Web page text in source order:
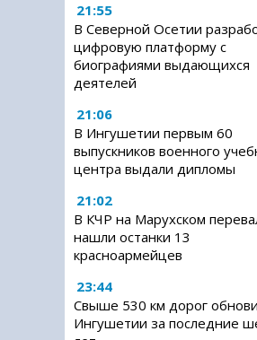
21:55
В Северной Осетии
цифровую платформу с
биографиями выдающихся
деятелей
21:06
В Ингушетии первым 60
выпускников военного
центра выдали дипломы
21:02
В КЧР на Марухском
нашли останки 13
красноармейцев
23:44
Свыше 530 км дорог
Ингушетии за последние